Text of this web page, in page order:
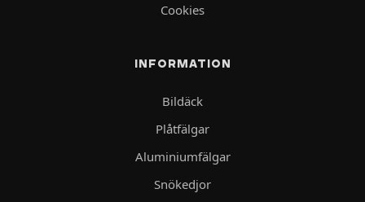
Cookies
INFORMATION
Bildäck
Plåtfälgar
Aluminiumfälgar
Snökedjor